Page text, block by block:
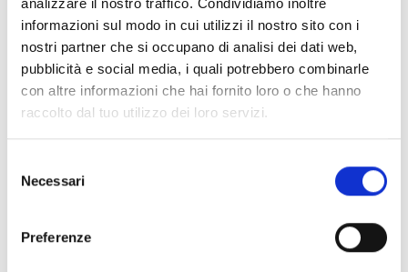
analizzare il nostro traffico. Condividiamo inoltre
informazioni sul modo in cui utilizzi il nostro sito con i
nostri partner che si occupano di analisi dei dati web,
pubblicità e social media, i quali potrebbero combinarle
con altre informazioni che hai fornito loro o che hanno
raccolto dal tuo utilizzo dei loro servizi.
delNecessari
Preferenze
Il progetto si propone di trasformare alcuni prodotti e
servizi attraverso l’integrazione di soluzioni innovative
in tre sotto progetti: Transizione Digitale, Transizione
Sostenibile e Strategia di Vendita.
sottotema “Prodotti smart e connessi” con l‘obiettivo di
l’interconnessione intelligente dei prodotti INIM con un